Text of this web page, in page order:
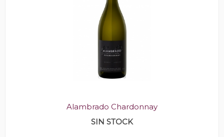
Alambrado Chardonnay
SIN STOCK